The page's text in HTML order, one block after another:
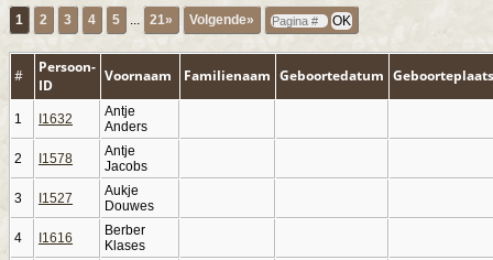
1 2 3 4 5 21» Volgende»
#
Persoon-
ID
Voornaam Familienaam Geboortedatum Geboorteplaats
1 I1632
Antje
Anders
2 I1578
Antje
Jacobs
3 I1527
Aukje
Douwes
4 I1616
Berber
Klases